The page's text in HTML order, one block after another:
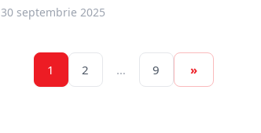
30 septembrie 2025
1 2 … 9 »